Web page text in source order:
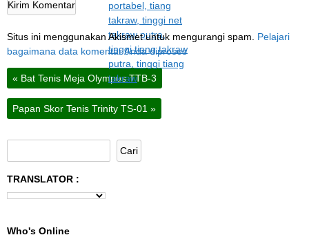
Situs ini menggunakan Akismet untuk mengurangi spam. Pelajari
bagaimana data komentar Anda diproses
« Bat Tenis Meja Olympus TTB-3
Papan Skor Tenis Trinity TS-01 »
TRANSLATOR :
Who's Online